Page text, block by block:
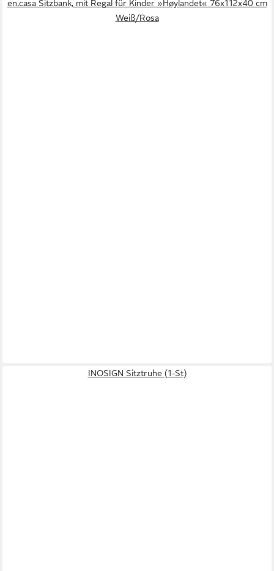
en.casa Sitzbank, mit Regal für Kinder »Høylandet« 76x112x40 cm
Weiß/Rosa
INOSIGN Sitztruhe (1-St)